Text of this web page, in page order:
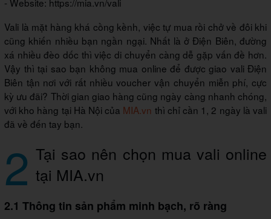
Vali là mặt hàng khá cồng kềnh, việc tự mua rồi chở về đôi khi
cũng khiến nhiều bạn ngần ngại. Nhất là ở Điện Biên, đường
xá nhiều đèo dốc thì việc di chuyển càng dễ gặp vấn đề hơn.
Vậy thì tại sao bạn không mua online để được giao vali Điện
Biên tận nơi với rất nhiều voucher vận chuyển miễn phí, cực
kỳ ưu đãi? Thời gian giao hàng cũng ngày càng nhanh chóng,
với kho hàng tại Hà Nội của MIA.vn thì chỉ cần 1, 2 ngày là vali
đã về đến tay bạn.
2 Tại sao nên chọn mua vali online
tại MIA.vn
2.1 Thông tin sản phẩm minh bạch, rõ ràng